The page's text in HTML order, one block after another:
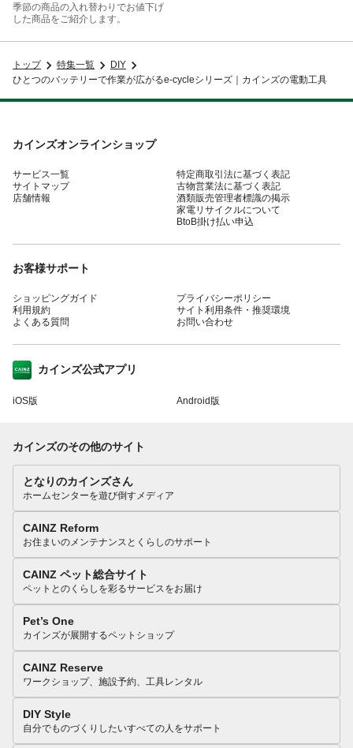
季節の商品の入れ替わりでお値下げ
した商品をご紹介します。
トップ 特集一覧
DIY
ひとつのバッテリーで作業が広がるe-cycleシリーズ｜カインズの電動工具
カインズオンラインショップ
サービス一覧
サイトマップ
店舗情報
特定商取引法に基づく表記
古物営業法に基づく表記
酒類販売管理者標識の掲示
家電リサイクルについて
BtoB掛け払い申込
お客様サポート
ショッピングガイド
利用規約
よくある質問
プライバシーポリシー
サイト利用条件・推奨環境
お問い合わせ
カインズ公式アプリ
iOS版 Android版
カインズのその他のサイト
となりのカインズさん
ホームセンターを遊び倒すメディア
CAINZ Reform
お住まいのメンテナンスとくらしのサポート
CAINZ ペット総合サイト
ペットとのくらしを彩るサービスをお届け
Pet’s One
カインズが展開するペットショップ
CAINZ Reserve
ワークショップ、施設予約、工具レンタル
DIY Style
自分でものづくりしたいすべての人をサポート